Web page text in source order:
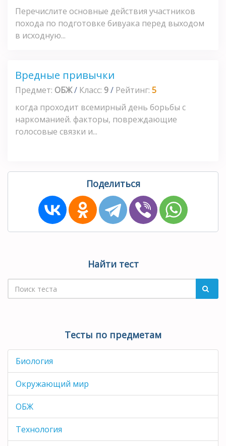
Перечислите основные действия участников
похода по подготовке бивуака перед выходом
в исходную...
Вредные привычки
Предмет: ОБЖ/ Класс: 9/ Рейтинг: 5
когда проходит всемирный день борьбы с
наркоманией. факторы, повреждающие
голосовые связки и...
Поделиться
Найти тест
Тесты по предметам
Биология
Окружающий мир
ОБЖ
Технология